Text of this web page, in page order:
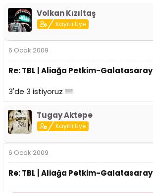
Volkan Kızıltaş
Kayıtlı Üye
6 Ocak 2009
Re: TBL | Aliağa Petkim-Galatasaray
3'de 3 istiyoruz !!!!
Tugay Aktepe
Kayıtlı Üye
6 Ocak 2009
Re: TBL | Aliağa Petkim-Galatasaray